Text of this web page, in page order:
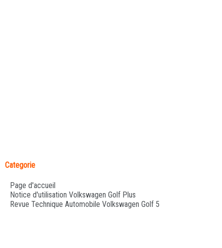
Categorie
Page d'accueil
Notice d'utilisation Volkswagen Golf Plus
Revue Technique Automobile Volkswagen Golf 5